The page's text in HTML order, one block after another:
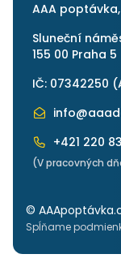
AAA poptávka,
Sluneční
155 00 Praha 5
IČ: 07342250 (
+421 220
(V pracovných
©
Spĺňame